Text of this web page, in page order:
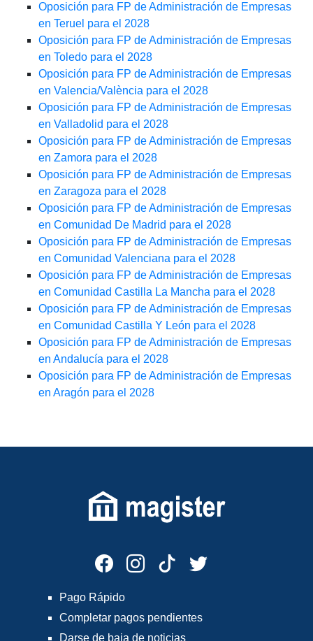
Oposición para FP de Administración de Empresas
en Teruel para el 2028
Oposición para FP de Administración de Empresas
en Toledo para el 2028
Oposición para FP de Administración de Empresas
en Valencia/València para el 2028
Oposición para FP de Administración de Empresas
en Valladolid para el 2028
Oposición para FP de Administración de Empresas
en Zamora para el 2028
Oposición para FP de Administración de Empresas
en Zaragoza para el 2028
Oposición para FP de Administración de Empresas
en Comunidad De Madrid para el 2028
Oposición para FP de Administración de Empresas
en Comunidad Valenciana para el 2028
Oposición para FP de Administración de Empresas
en Comunidad Castilla La Mancha para el 2028
Oposición para FP de Administración de Empresas
en Comunidad Castilla Y León para el 2028
Oposición para FP de Administración de Empresas
en Andalucía para el 2028
Oposición para FP de Administración de Empresas
en Aragón para el 2028
Pago Rápido
Completar pagos pendientes
Darse de baja de noticias